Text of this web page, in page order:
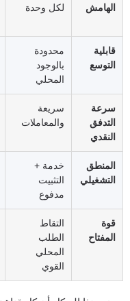
الهامش
لكل وحدة
قابلية
التوسع
محدودة
بالوجود
المحلي
سرعة
التدفق
النقدي
سريعة
والمعاملات
المنطق
التشغيلي
خدمة +
التثبيت
مدفوع
قوة
المفتاح
التقاط
الطلب
المحلي
القوي